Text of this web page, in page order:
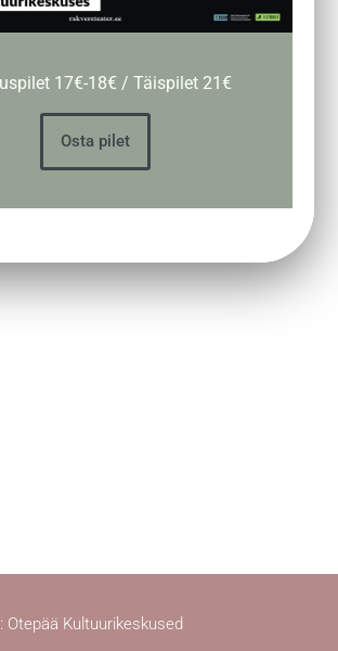
17€-18€ / Täispilet 21€
Osta pilet
Otepää Kultuurikeskused